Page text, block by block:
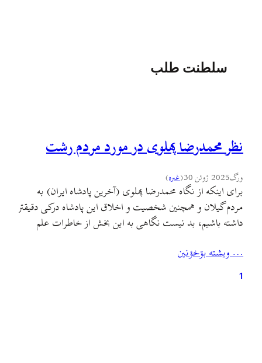
سلطنت طلب
نظر محمدرضا پهلوی در مورد مردم رشت
ورگ2025 ژوئن 30 (غىره)
برای اینکه از نگاه محمدرضا پهلوی (آخرین پادشاه ایران) به
مردم گیلان و همچنین شخصیت و اخلاق این پادشاه درکی دقیقتر
داشته باشیم، بد نیست نگاهی به این بخش از خاطرات علم
مشغول نصیحت و ارائهٔ روش مدیریت به کشورهای جهان بود،
یک جوک…
… ويشته بۊخؤنين
1